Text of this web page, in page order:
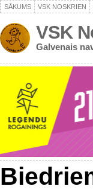
SĀKUMS VSK NOSKRIEN
VSK
Galvenais